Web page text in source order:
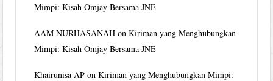
Mimpi: Kisah Omjay Bersama JNE
AAM NURHASANAH onKiriman yang Menghubungkan
Mimpi: Kisah Omjay Bersama JNE
Khairunisa AP onKiriman yang Menghubungkan Mimpi: